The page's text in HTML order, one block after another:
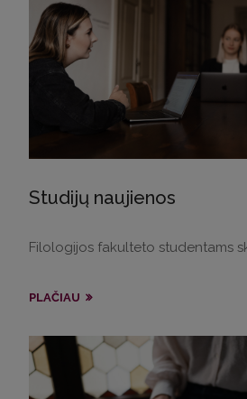
Studijų naujienos
Filologijos fakulteto studentams
PLAČIAU